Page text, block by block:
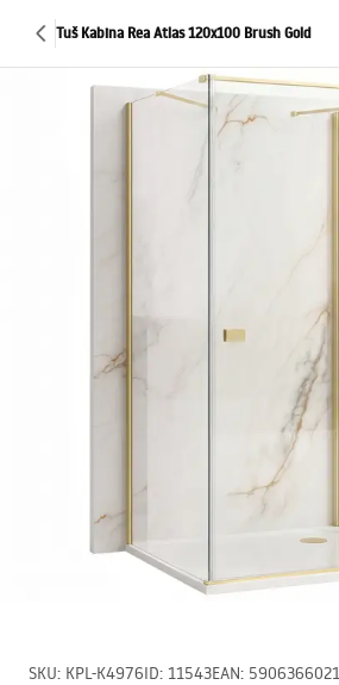
Tuš Kabina Rea Atlas 120x100 Brush Gold
SKU: KPL-K4976ID: 11543EAN: